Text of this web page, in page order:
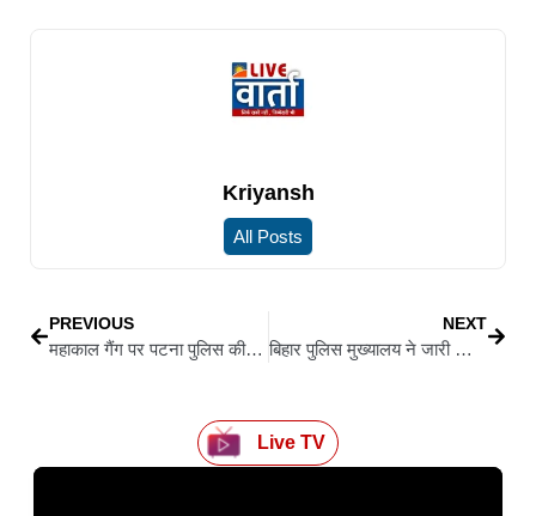
Kriyansh
All Posts
PREVIOUS
महाकाल गैंग पर पटना पुलिस की बड़ी कार्रवाई, अवैध हथियारों के साथ दो कुख्यात अपराधी गिरफ्तार
NEXT
बिहार पुलिस मुख्यालय ने जारी किया बड़ा अलर्ट, पाकिस्तान के जैश-ए-मोहम्मद के तीन आतंकियों की तलाश में जुटी सुरक्षा एजेंसियां
Live TV